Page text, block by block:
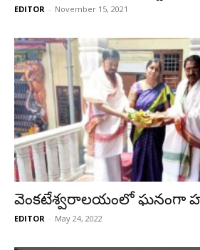
EDITOR - November 15, 2021
వెంకటేశ్వరాలయంలో ఘనంగా
EDITOR - May 24, 2022